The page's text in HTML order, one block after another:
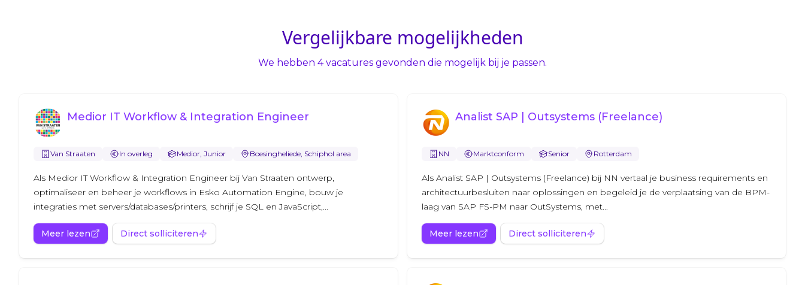
Vergelijkbare mogelijkheden
We hebben 4 vacatures gevonden die mogelijk bij je passen.
Medior IT Workflow & Integration Engineer
Van Straaten In overleg Medior, Junior Boesingheliede, Schiphol area
Als Medior IT Workflow & Integration Engineer bij Van Straaten ontwerp,
optimaliseer en beheer je workflows in Esko Automation Engine, bouw je
integraties met servers/databases/printers, schrijf je SQL en JavaScript,...
Meer lezen Direct solliciteren
Analist SAP | Outsystems (Freelance)
NN Marktconform Senior Rotterdam
Als Analist SAP | Outsystems (Freelance) bij NN vertaal je business requirements en
architectuurbesluiten naar oplossingen en begeleid je de verplaatsing van de BPM-
laag van SAP FS-PM naar OutSystems, met...
Meer lezen Direct solliciteren